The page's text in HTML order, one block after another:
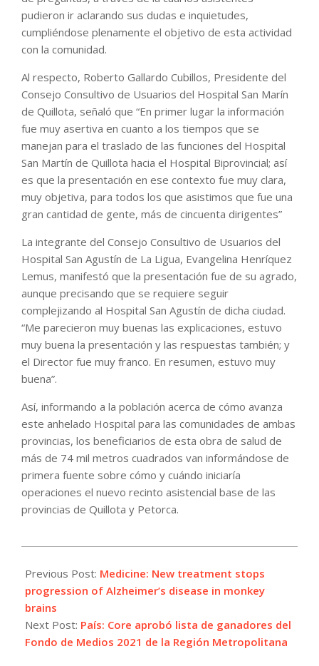
pudieron ir aclarando sus dudas e inquietudes,
cumpliéndose plenamente el objetivo de esta actividad
con la comunidad.
Al respecto, Roberto Gallardo Cubillos, Presidente del
Consejo Consultivo de Usuarios del Hospital San Marín
de Quillota, señaló que “En primer lugar la información
fue muy asertiva en cuanto a los tiempos que se
manejan para el traslado de las funciones del Hospital
San Martín de Quillota hacia el Hospital Biprovincial; así
es que la presentación en ese contexto fue muy clara,
muy objetiva, para todos los que asistimos que fue una
gran cantidad de gente, más de cincuenta dirigentes”
La integrante del Consejo Consultivo de Usuarios del
Hospital San Agustín de La Ligua, Evangelina Henríquez
Lemus, manifestó que la presentación fue de su agrado,
aunque precisando que se requiere seguir
complejizando al Hospital San Agustín de dicha ciudad.
“Me parecieron muy buenas las explicaciones, estuvo
muy buena la presentación y las respuestas también; y
el Director fue muy franco. En resumen, estuvo muy
buena”.
Así, informando a la población acerca de cómo avanza
este anhelado Hospital para las comunidades de ambas
provincias, los beneficiarios de esta obra de salud de
más de 74 mil metros cuadrados van informándose de
primera fuente sobre cómo y cuándo iniciaría
operaciones el nuevo recinto asistencial base de las
provincias de Quillota y Petorca.
06-
16
Previous Post: Medicine: New treatment stops
progression of Alzheimer’s disease in monkey
brains
Next Post: País: Core aprobó lista de ganadores del
Fondo de Medios 2021 de la Región Metropolitana